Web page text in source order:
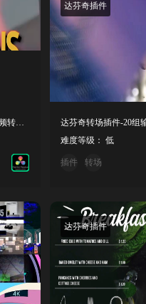
达芬奇-30个复古电影胶片灼烧闪光视频转场预设
达芬奇插件
难度等级： 低
插件 转场
达芬奇插件